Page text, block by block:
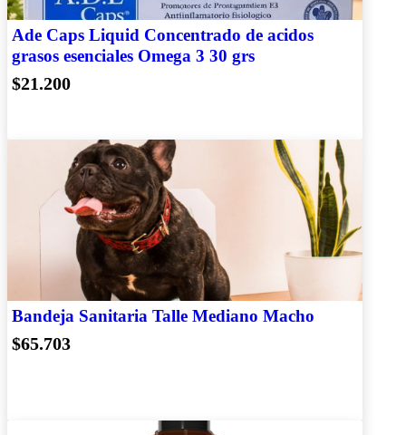
Ade Caps Liquid Concentrado de acidos
grasos esenciales Omega 3 30 grs
$21.200
Bandeja Sanitaria Talle Mediano Macho
$65.703